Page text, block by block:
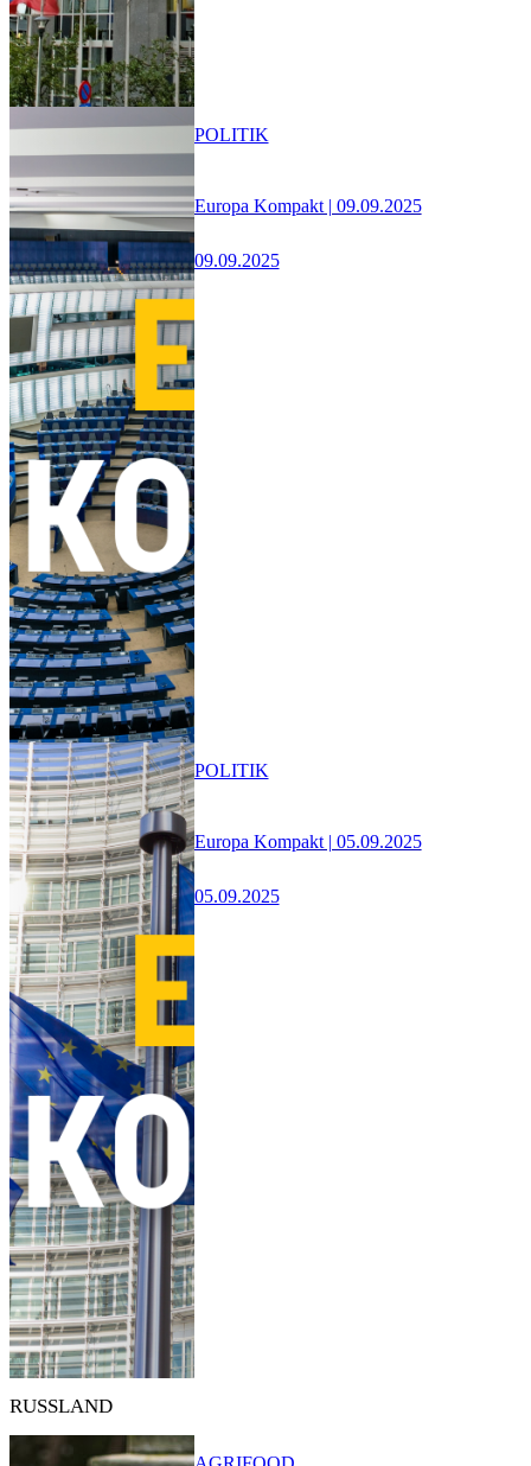
Europa Kompakt | 09.09.2025
09.09.2025
POLITIK
Europa Kompakt | 05.09.2025
05.09.2025
POLITIK
RUSSLAND